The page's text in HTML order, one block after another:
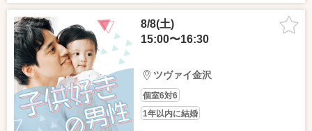
8/8(土)
15:00〜16:30
ツヴァイ金沢
個室6対6
1年以内に結婚